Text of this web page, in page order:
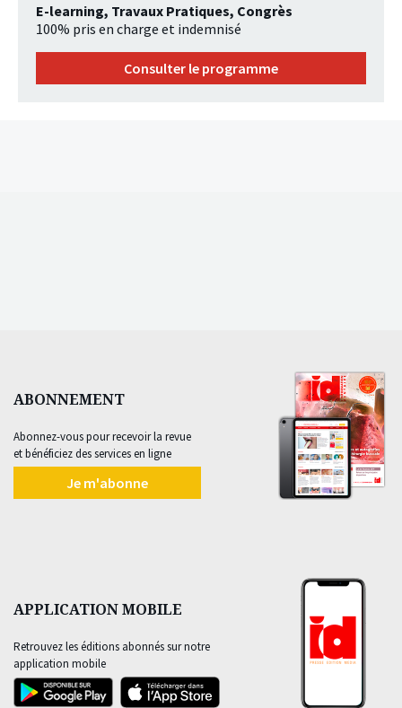
E-learning, Travaux Pratiques, Congrès
100% pris en charge et indemnisé
Consulter le programme
ABONNEMENT
Abonnez-vous pour recevoir la revue
et bénéficiez des services en ligne
Je m'abonne
APPLICATION MOBILE
Retrouvez les éditions abonnés sur notre
application mobile